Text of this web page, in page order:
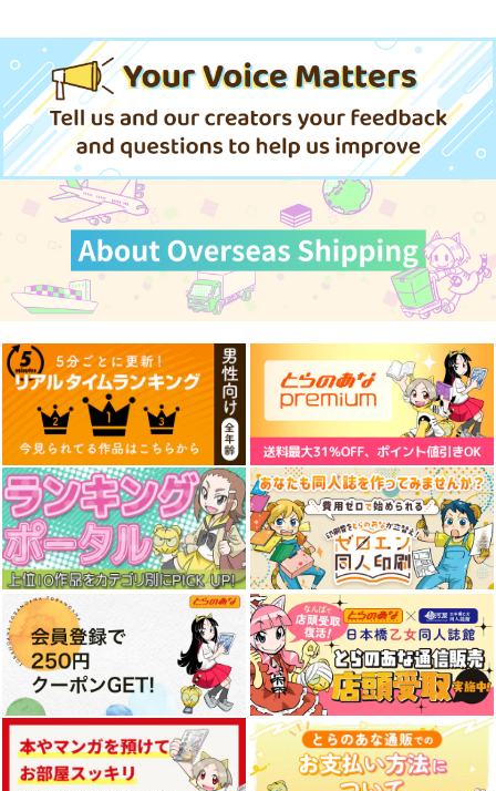
サンプル
作品詳細
（税込）
作品詳細
サンプル
作品詳細
伏見型砲艦の全貌
国本戦車塾
1,870円（税込）
サンプル
作品詳細
陸軍砲の塗装
国本戦車塾
660円（税込）
サンプル
作品詳細
写真集 陸軍戦車学校
練習隊
伊太利堂
1,210円（税込）
サンプル
作品詳細